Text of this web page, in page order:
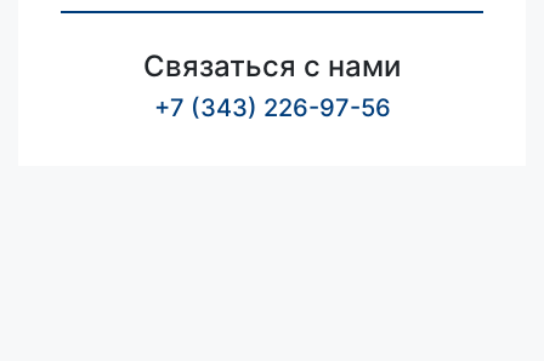
Связаться с нами
+7 (343) 226-97-56